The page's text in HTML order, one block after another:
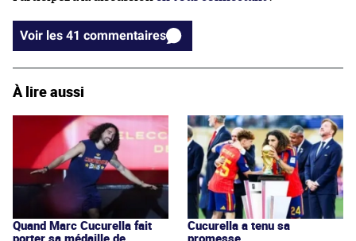
Voir les 41 commentaires
À lire aussi
Quand Marc Cucurella fait
porter sa médaille de
Cucurella a tenu sa
promesse